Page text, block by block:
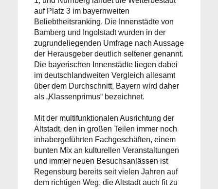
auf Platz 3 im bayernweiten
Beliebtheitsranking. Die Innenstädte von
Bamberg und Ingolstadt wurden in der
zugrundeliegenden Umfrage nach Aussage
der Herausgeber deutlich seltener genannt.
Die bayerischen Innenstädte liegen dabei
im deutschlandweiten Vergleich allesamt
über dem Durchschnitt, Bayern wird daher
als „Klassenprimus“ bezeichnet.
Mit der multifunktionalen Ausrichtung der
Altstadt, den in großen Teilen immer noch
inhabergeführten Fachgeschäften, einem
bunten Mix an kulturellen Veranstaltungen
und immer neuen Besuchsanlässen ist
Regensburg bereits seit vielen Jahren auf
dem richtigen Weg, die Altstadt auch fit zu